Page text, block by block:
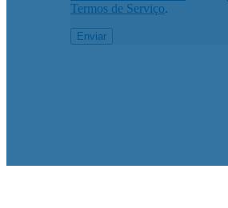
Termos de Serviço.